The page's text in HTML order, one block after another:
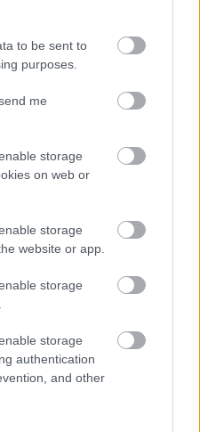
to be sent to
purposes.
me
storage
on web or
storage
website or app.
storage
storage
authentication
and other